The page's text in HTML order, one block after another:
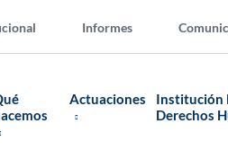
Informes
Actuaciones
Institución
Derechos